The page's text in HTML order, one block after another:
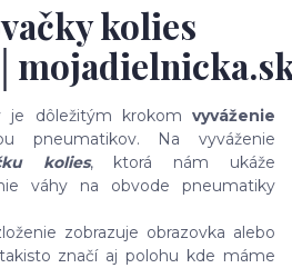
kolies
je dôležitým krokom vyváženie
pneumatikov. Na vyváženie
kolies, ktorá nám ukáže
váhy na obvode pneumatiky
zobrazuje obrazovka alebo
značí aj polohu kde máme